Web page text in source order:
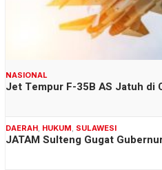
NASIONAL
Jet Tempur F-35B AS Jatuh di
DAERAH HUKUM SULAWESI
JATAM Sulteng Gugat